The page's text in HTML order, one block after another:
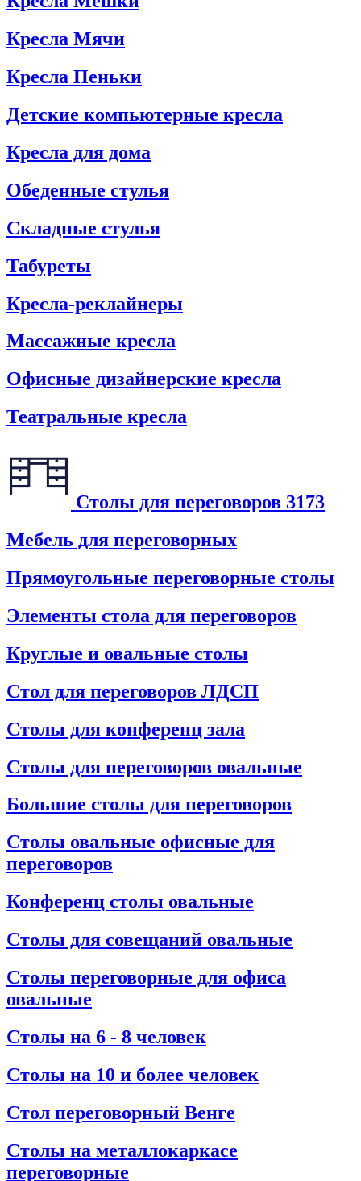
Кресла Мячи
Кресла Пеньки
Детские компьютерные кресла
Кресла для дома
Обеденные стулья
Складные стулья
Табуреты
Кресла-реклайнеры
Массажные кресла
Офисные дизайнерские кресла
Театральные кресла
Столы для переговоров 3173
Мебель для переговорных
Прямоугольные переговорные столы
Элементы стола для переговоров
Круглые и овальные столы
Стол для переговоров ЛДСП
Столы для конференц зала
Столы для переговоров овальные
Большие столы для переговоров
Столы овальные офисные для
переговоров
Конференц столы овальные
Столы для совещаний овальные
Столы переговорные для офиса
овальные
Столы на 6 - 8 человек
Столы на 10 и более человек
Стол переговорный Венге
Столы на металлокаркасе
переговорные